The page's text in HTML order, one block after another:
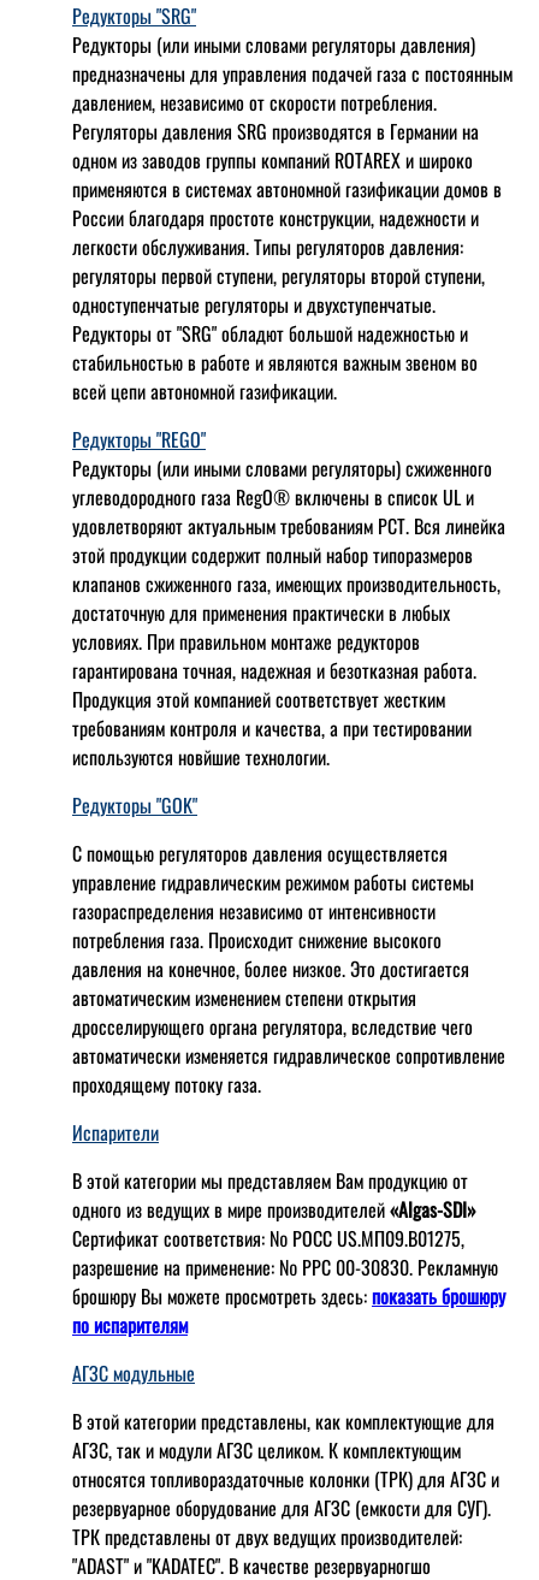
Редукторы "SRG"
Редукторы (или иными словами регуляторы давления)
предназначены для управления подачей газа с постоянным
давлением, независимо от скорости потребления.
Регуляторы давления SRG производятся в Германии на
одном из заводов группы компаний ROTAREX и широко
применяются в системах автономной газификации домов в
России благодаря простоте конструкции, надежности и
легкости обслуживания. Типы регуляторов давления:
регуляторы первой ступени, регуляторы второй ступени,
одноступенчатые регуляторы и двухступенчатые.
Редукторы от "SRG" обладют большой надежностью и
стабильностью в работе и являются важным звеном во
всей цепи автономной газификации.
Редукторы "REGO"
Редукторы (или иными словами регуляторы) сжиженного
углеводородного газа RegO® включены в список UL и
удовлетворяют актуальным требованиям РСТ. Вся линейка
этой продукции содержит полный набор типоразмеров
клапанов сжиженного газа, имеющих производительность,
достаточную для применения практически в любых
условиях. При правильном монтаже редукторов
гарантирована точная, надежная и безотказная работа.
Продукция этой компанией соответствует жестким
требованиям контроля и качества, а при тестировании
используются новйшие технологии.
Редукторы "GOK"
С помощью регуляторов давления осуществляется
управление гидравлическим режимом работы системы
газораспределения независимо от интенсивности
потребления газа. Происходит снижение высокого
давления на конечное, более низкое. Это достигается
автоматическим изменением степени открытия
дросселирующего органа регулятора, вследствие чего
автоматически изменяется гидравлическое сопротивление
проходящему потоку газа.
Испарители
В этой категории мы представляем Вам продукцию от
одного из ведущих в мире производителей«Algas-SDI»
Сертификат соответствия: № РОСС US.МП09.В01275,
разрешение на применение: № РРС 00-30830. Рекламную
брошюру Вы можете просмотреть здесь:показать брошюру
по испарителям
АГЗС модульные
В этой категории представлены, как комплектующие для
АГЗС, так и модули АГЗС целиком. К комплектующим
относятся топливораздаточные колонки (ТРК) для АГЗС и
резервуарное оборудование для АГЗС (емкости для СУГ).
ТРК представлены от двух ведущих производителей:
"ADAST" и "KADATEC". В качестве резервуарногшо